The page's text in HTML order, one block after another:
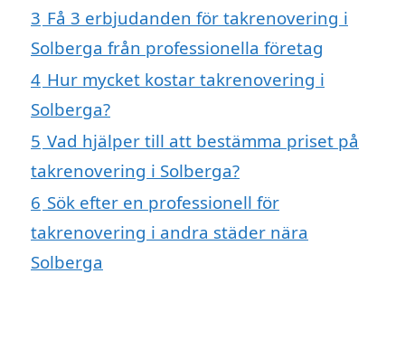
3 Få 3 erbjudanden för takrenovering i
Solberga från professionella företag
4 Hur mycket kostar takrenovering i
Solberga?
5 Vad hjälper till att bestämma priset på
takrenovering i Solberga?
6 Sök efter en professionell för
takrenovering i andra städer nära
Solberga